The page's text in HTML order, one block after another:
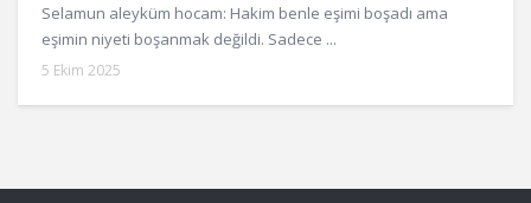
Selamun aleyküm hocam: Hakim benle eşimi boşadı ama
eşimin niyeti boşanmak değildi. Sadece ...
5 Ekim 2025